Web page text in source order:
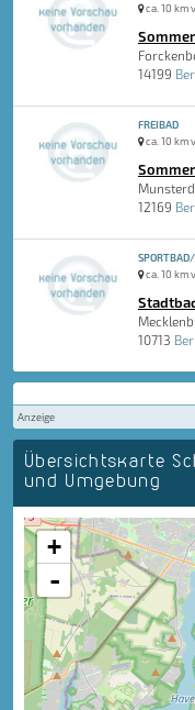
ca. 10 km
14199
FREIBAD
ca. 10 km
12169
ca. 10 km
10713
Anzeige
Übersichtskarte
und Umgebung
+
-